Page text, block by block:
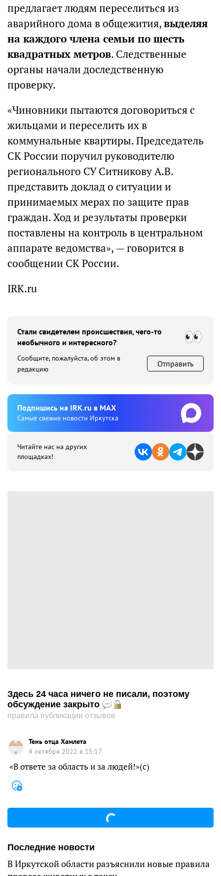
предлагает людям переселиться из
аварийного дома в общежития,выделяя
на каждого члена семьи по шесть
квадратных метров. Следственные
органы начали доследственную
проверку.
«Чиновники пытаются договориться с
жильцами и переселить их в
коммунальные квартиры. Председатель
СК России поручил руководителю
регионального СУ Ситникову А.В.
представить доклад о ситуации и
принимаемых мерах по защите прав
граждан. Ход и результаты проверки
поставлены на контроль в центральном
аппарате ведомства», — говорится в
сообщении СК России.
IRK.ru
Стали свидетелем происшествия, чего-то
необычного и интересного?
Сообщите, пожалуйста, об этом в
редакцию
Отправить
Подпишиcь на IRK.ru в MAX
Cамые свежие новости Иркутска
Читайте нас на других
площадках!
Здесь 24 часа ничего не писали, поэтому
обсуждение закрыто
правила публикации отзывов
Тень отца Хамлета
4 октября 2022 в 15:17
«В ответе за область и за людей!»(с)
Последние новости
В Иркутской области разъяснили новые правила